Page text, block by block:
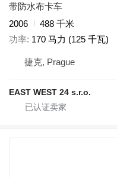
带防水布卡车
2006
488 千米
功率 170 马力 (125 千瓦)
捷克, Prague
EAST WEST 24 s.r.o.